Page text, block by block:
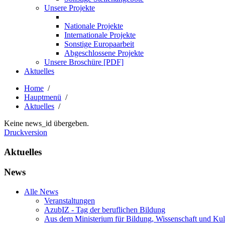
Unsere Projekte
Nationale Projekte
Internationale Projekte
Sonstige Europaarbeit
Abgeschlossene Projekte
Unsere Broschüre [PDF]
Aktuelles
Home /
Hauptmenü /
Aktuelles /
Keine news_id übergeben.
Druckversion
Aktuelles
News
Alle News
Veranstaltungen
AzubIZ - Tag der beruflichen Bildung
Aus dem Ministerium für Bildung, Wissenschaft und